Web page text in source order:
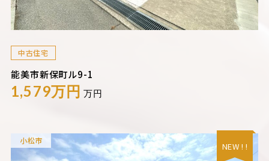
中古住宅
能美市新保町ル9-1
1,579万円 万円
小松市
NEW ! !